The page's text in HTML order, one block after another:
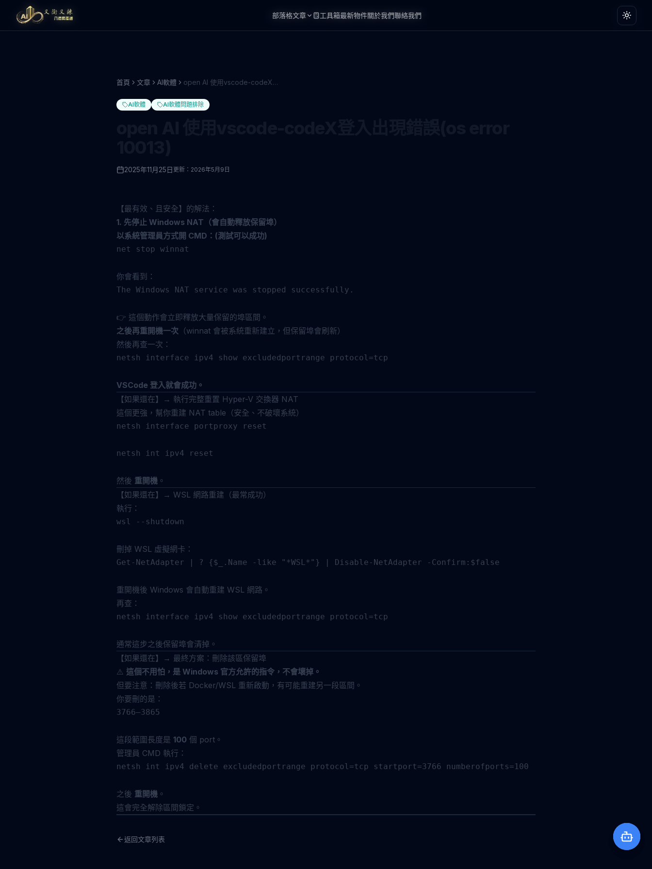
部落格文章 工具箱最新物件關於我們聯絡我們 切換主
部落格文章 工具箱最新物件關於我們聯絡我們 切換主
首頁 文章 AI軟體 open AI 使用vscode-codeX登入出現錯誤(os error 10013)
AI軟體 AI軟體問題排除
2025年11月25日 更新： 2026年5月9日
【最有效、且安全】的解法：
1. 先停止 Windows NAT（會自動釋放保留埠）
以系統管理員方式開 CMD：(測試可以成功)
net stop winnat
你會看到：
The Windows NAT service was stopped successfully.
👉 這個動作會立即釋放大量保留的埠區間。
之後再重開機一次 （winnat 會被系統重新建立，但保留埠會刷新）
然後再查一次：
netsh interface ipv4 show excludedportrange protocol=tcp
VSCode 登入就會成功。
【如果還在】→ 執行完整重置 Hyper-V 交換器 NAT
這個更強，幫你重建 NAT table（安全、不破壞系統）
netsh interface portproxy reset
netsh int ipv4 reset
然後 重開機 。
【如果還在】→ WSL 網路重建（最常成功）
執行：
wsl --shutdown
刪掉 WSL 虛擬網卡：
Get-NetAdapter | ? {$_.Name -like "*WSL*"} | Disable-NetAdapter -Confirm:$false
重開機後 Windows 會自動重建 WSL 網路。
再查：
netsh interface ipv4 show excludedportrange protocol=tcp
通常這步之後保留埠會清掉。
【如果還在】→ 最終方案：刪除該區保留埠
⚠️ 這個不用怕，是 Windows 官方允許的指令，不會壞掉。
但要注意：刪除後若 Docker/WSL 重新啟動，有可能重建另一段區間。
你要刪的是：
3766–3865
這段範圍長度是 100 個 port。
管理員 CMD 執行：
netsh int ipv4 delete excludedportrange protocol=tcp startport=3766 numberofports=100
之後 重開機 。
這會完全解除區間鎖定。
返回文章列表